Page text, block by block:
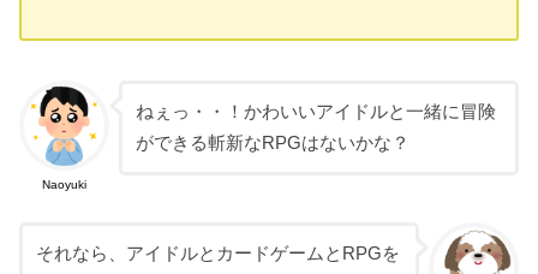
Naoyuki
ねぇっ・・！かわいいアイドルと一緒に冒険
ができる斬新なRPGはないかな？
それなら、アイドルとカードゲームとRPGを